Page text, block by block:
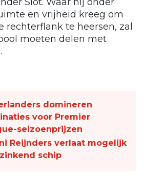
en vrijheid kreeg om
rechterflank te heersen, zal
moeten delen met
.
domineren
voor Premier
seizoenprijzen
Reijnders verlaat mogelijk
schip